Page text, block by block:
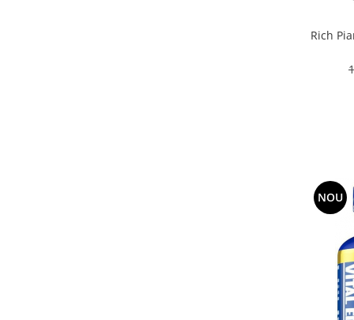
Rich
NOU